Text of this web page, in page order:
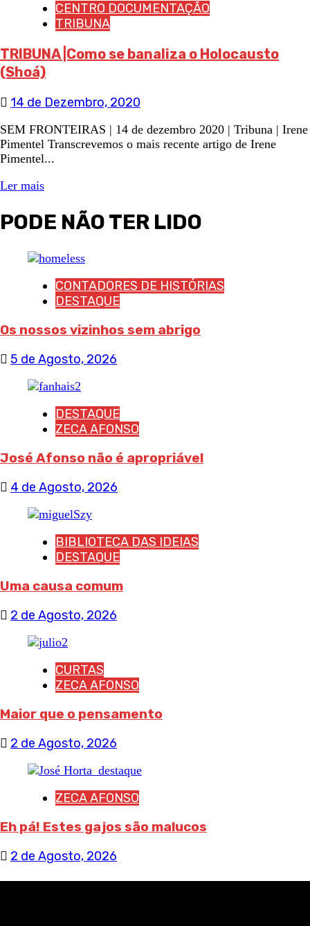
CENTRO DOCUMENTAÇÃO
TRIBUNA
TRIBUNA |Como se banaliza o Holocausto
(Shoá)
14 de Dezembro, 2020
SEM FRONTEIRAS | 14 de dezembro 2020 | Tribuna | Irene
Pimentel Transcrevemos o mais recente artigo de Irene
Pimentel...
Ler mais
PODE NÃO TER LIDO
CONTADORES DE HISTÓRIAS
DESTAQUE
Os nossos vizinhos sem abrigo
5 de Agosto, 2026
DESTAQUE
ZECA AFONSO
José Afonso não é apropriável
4 de Agosto, 2026
BIBLIOTECA DAS IDEIAS
DESTAQUE
Uma causa comum
2 de Agosto, 2026
CURTAS
ZECA AFONSO
Maior que o pensamento
2 de Agosto, 2026
ZECA AFONSO
Eh pá! Estes gajos são malucos
2 de Agosto, 2026